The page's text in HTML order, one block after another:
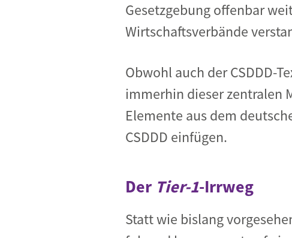
Gesetzgebung offenbar
Wirtschaftsverbände
Obwohl auch der CSDDD-
immerhin dieser zentralen
Elemente aus dem
CSDDD einfügen.
Der Tier-1-Irrweg
Statt wie bislang